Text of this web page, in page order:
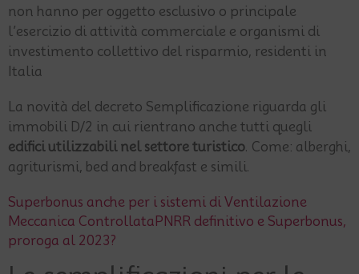
non hanno per oggetto esclusivo o principale
l’esercizio di attività commerciale e organismi di
investimento collettivo del risparmio, residenti in
Italia
La novità del decreto Semplificazione riguarda gli
immobili D/2 in cui rientrano anche tutti quegli
edifici utilizzabili nel settore turistico. Come: alberghi,
agriturismi, bed and breakfast e simili.
Superbonus anche per i sistemi di Ventilazione
Meccanica Controllata PNRR definitivo e Superbonus,
proroga al 2023?